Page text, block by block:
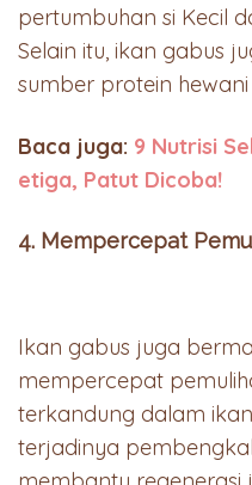
pertumbuhan si Kecil
Selain itu, ikan gabus
sumber protein
Baca juga: 9 Nutrisi
etiga, Patut Dicoba!
4. Mempercepat
Ikan gabus juga
mempercepat
terkandung dalam
terjadinya